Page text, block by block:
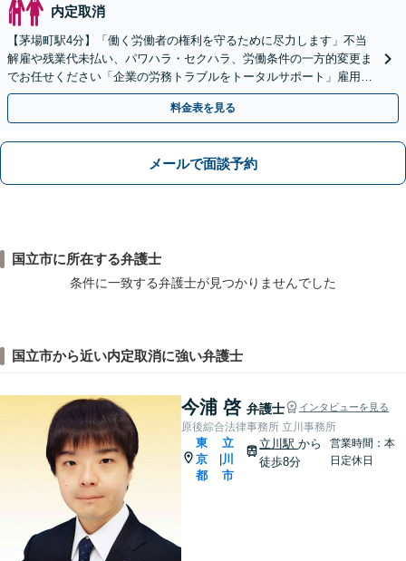
内定取消
【茅場町駅4分】「働く労働者の権利を守るために尽力します」不当
解雇や残業代未払い、パワハラ・セクハラ、労働条件の一方的変更ま
でお任せください「企業の労務トラブルをトータルサポート」雇用契
約書や就業規則のリーガルチェックなど
料金表を見る
メールで面談予約
国立市に所在する弁護士
条件に一致する弁護士が見つかりませんでした
国立市から近い内定取消に強い弁護士
今浦 啓 弁護士 インタビューを見る
原後綜合法律事務所 立川事務所
東
京
都
立
川
市
立川駅から
徒歩8分
営業時間：本
日定休日